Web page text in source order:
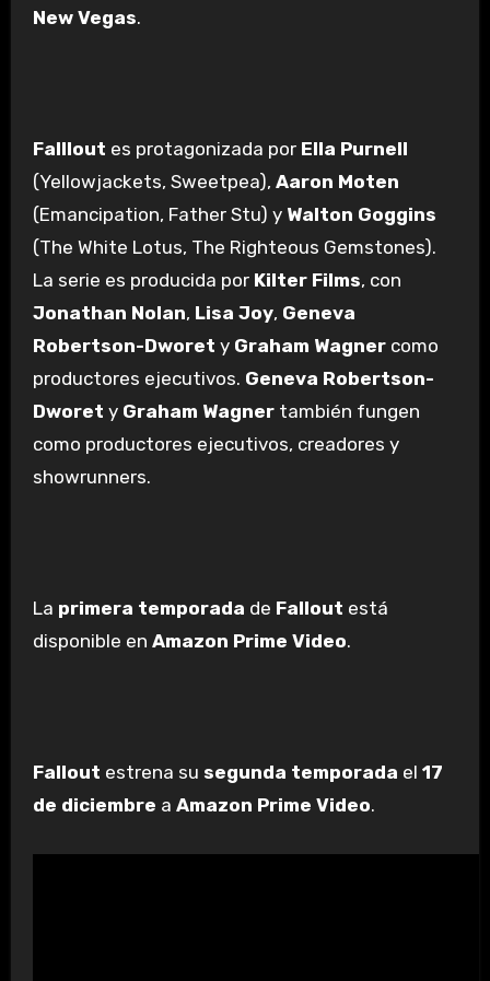
New Vegas.
Falllout es protagonizada por Ella Purnell
(Yellowjackets, Sweetpea), Aaron Moten
(Emancipation, Father Stu) y Walton Goggins
(The White Lotus, The Righteous Gemstones).
La serie es producida por Kilter Films, con
Jonathan Nolan, Lisa Joy, Geneva
Robertson-Dworet y Graham Wagnercomo
productores ejecutivos. Geneva Robertson-
Dworet y Graham Wagnertambién fungen
como productores ejecutivos, creadores y
showrunners.
La primera temporada de Fallout está
disponible en Amazon Prime Video.
Fallout estrena su segunda temporada el 17
de diciembre a Amazon Prime Video.